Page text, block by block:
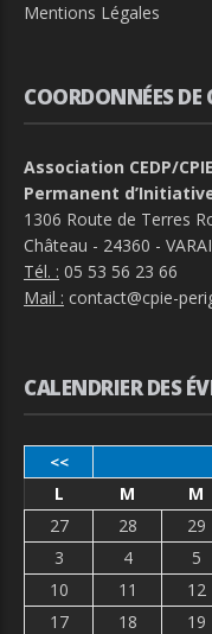
Mentions Légales
COORDONNÉES DE
Association CEDP/
Permanent
1306 Route de Terres
Château - 24360 -
Tél. : 05 53 56 23 66
Mail : contact@cpie-
CALENDRIER DES
<<
L M M
27
28 29
3
4 5
10
11 12
17
18 19